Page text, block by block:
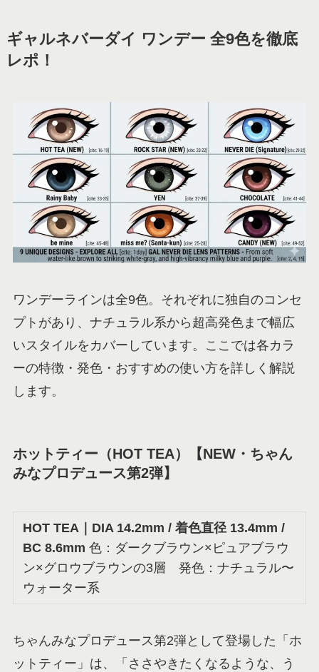
ギャルネバーダイ ワンデー 全9色を徹底
レポ！
ワンデーラインは全9色。それぞれに独自のコンセ
プトがあり、ナチュラル系から超高発色まで幅広
いスタイルをカバーしています。ここでは各カラ
ーの特徴・発色・おすすめの使い方を詳しく解説
します。
ホットティー（HOT TEA）【NEW・ちゃん
みなプロデュース第2弾】
HOT TEA ｜DIA 14.2mm / 着色直径 13.4mm /
BC 8.6mm 色：ダークブラウン×ピュアブラウ
ン×グロウブラウンの3層 発色：ナチュラル〜
ウォーター系
ちゃんみなプロデュース第2弾として登場した「ホ
ットティー」は、「ささやきたくなるような、う